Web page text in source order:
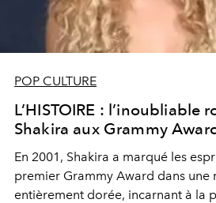
POP CULTURE
L’HISTOIRE : l’inoubliable
Shakira aux Grammy
En 2001, Shakira a marqué les
premier Grammy Award dans une
entièrement dorée, incarnant à la